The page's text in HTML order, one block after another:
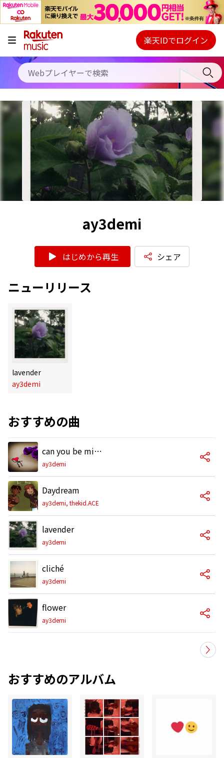
キャンペーン
料金プラン
使い方
初回30日間無料お試し
Webプレイヤー
ご契約内容の確認・変更
楽天IDでログイン
ay3demi
はじめから再生 シェア
ニューリリース
lavender
ay3demi
おすすめの曲
can you be mine? (sped up)
ay3demi
Daydream
ay3demi, thekid.ACE
lavender
ay3demi
cliché
ay3demi
flower
ay3demi
おすすめのアルバム